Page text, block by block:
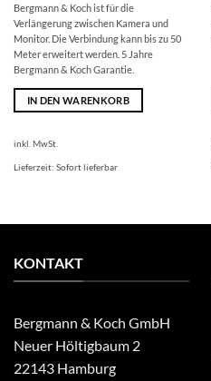
Bergmann & Koch ist für die
Verlängerung zwischen Kamera und
Monitor. Die Verbindung kann bis zu 50
Meter erweitert werden. 5 Jahre
Bergmann & Koch Garantie.
IN DEN WARENKORB
inkl. MwSt.
Lieferzeit: Sofort lieferbar
KONTAKT
Bergmann & Koch GmbH
Neuer Höltigbaum 2
22143 Hamburg